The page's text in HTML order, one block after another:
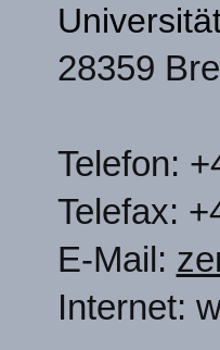
28359
Telefon:
Telefax:
E-Mail:
Internet: